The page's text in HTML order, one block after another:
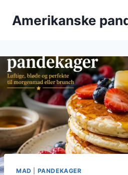
Amerikanske
MAD PANDEKAGER